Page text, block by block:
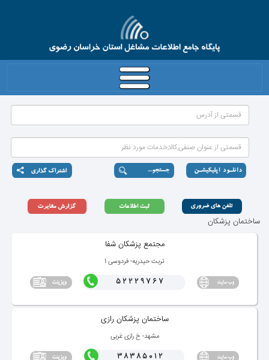
ساختمان پزشكان
مجتمع پزشكان شفا
تربت حیدریه- فردوسی 1
52229767
ساختمان پزشكان رازی
مشهد- خ رازی غربی
38385012